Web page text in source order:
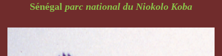
Sénégal parc national du Niokolo Koba